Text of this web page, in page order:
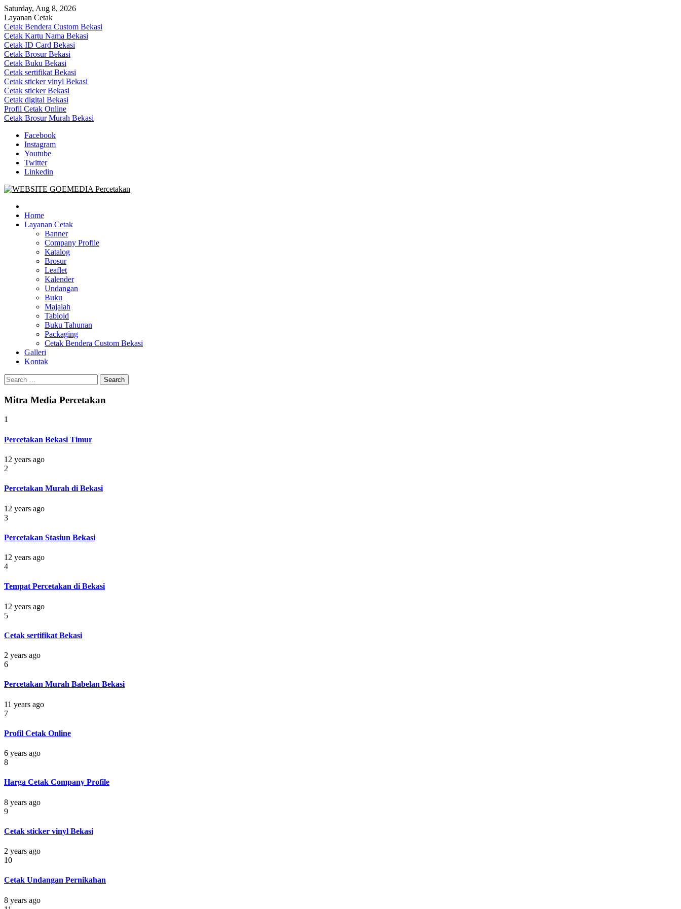
Skip
to
content
Saturday, Aug 8, 2026
Layanan Cetak
Cetak Bendera Custom Bekasi
Cetak Kartu Nama Bekasi
Cetak ID Card Bekasi
Cetak Brosur Bekasi
Cetak Buku Bekasi
Cetak sertifikat Bekasi
Cetak sticker vinyl Bekasi
Cetak sticker Bekasi
Cetak digital Bekasi
Profil Cetak Online
Cetak Brosur Murah Bekasi
Facebook
Instagram
Youtube
Twitter
Linkedin
Goe Media Percetakan | 0822-4439-5599 (Call/WA)
0822-4439-5599 (Call/WA) Percetakan jasa cetak banner buku yasin invoice kartu nama label map nota spanduk stiker undangan pernikahan murah online 24 jam
Home
Layanan Cetak
Banner
Company Profile
Katalog
Brosur
Leaflet
Kalender
Undangan
Buku
Majalah
Tabloid
Buku Tahunan
Packaging
Cetak Bendera Custom Bekasi
Galleri
Kontak
Search
for:
Mitra Media Percetakan
1
Percetakan Bekasi Timur
12 years ago
2
Percetakan Murah di Bekasi
12 years ago
3
Percetakan Stasiun Bekasi
12 years ago
4
Tempat Percetakan di Bekasi
12 years ago
5
Cetak sertifikat Bekasi
2 years ago
6
Percetakan Murah Babelan Bekasi
11 years ago
7
Profil Cetak Online
6 years ago
8
Harga Cetak Company Profile
8 years ago
9
Cetak sticker vinyl Bekasi
2 years ago
10
Cetak Undangan Pernikahan
8 years ago